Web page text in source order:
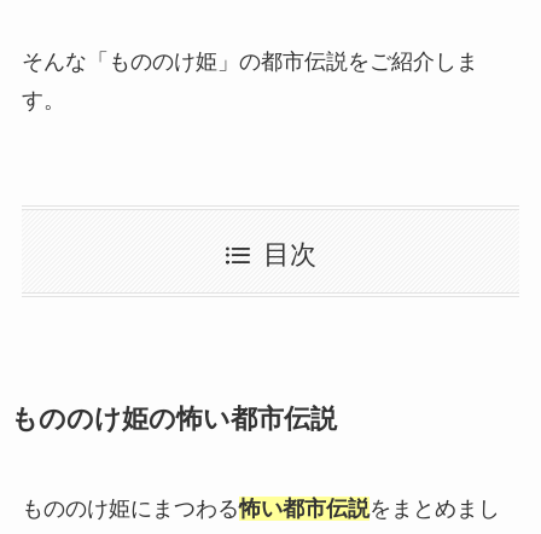
そんな「もののけ姫」の都市伝説をご紹介しま
す。
目次
もののけ姫の怖い都市伝説
もののけ姫にまつわる怖い都市伝説をまとめまし